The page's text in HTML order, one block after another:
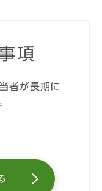
項
者が長期に